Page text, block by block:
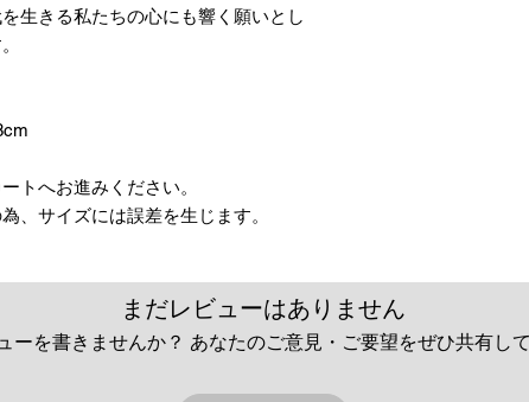
生きる私たちの心にも響く願いとし
トへお進みください。
、サイズには誤差を生じます。
まだレビューはありません
ーを書きませんか？ あなたのご意見・ご要望をぜひ共有して